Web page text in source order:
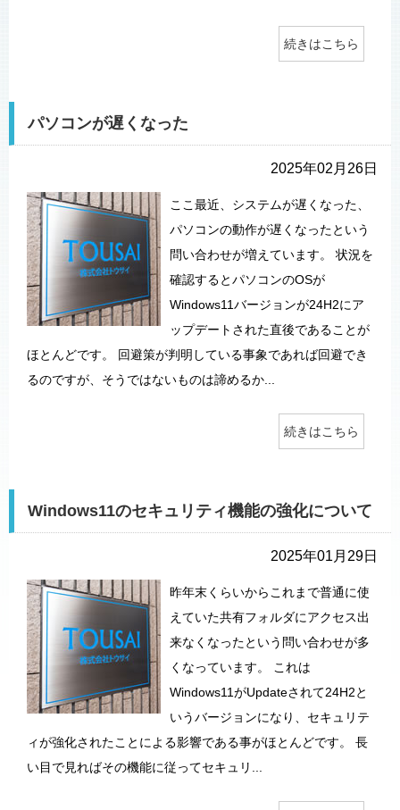
続きはこちら
パソコンが遅くなった
2025年02月26日
ここ最近、システムが遅くなった、
パソコンの動作が遅くなったという
問い合わせが増えています。 状況を
確認するとパソコンのOSが
Windows11バージョンが24H2にア
ップデートされた直後であることが
ほとんどです。 回避策が判明している事象であれば回避でき
るのですが、そうではないものは諦めるか...
続きはこちら
Windows11のセキュリティ機能の強化について
2025年01月29日
昨年末くらいからこれまで普通に使
えていた共有フォルダにアクセス出
来なくなったという問い合わせが多
くなっています。 これは
Windows11がUpdateされて24H2と
いうバージョンになり、セキュリテ
ィが強化されたことによる影響である事がほとんどです。 長
い目で見ればその機能に従ってセキュリ...